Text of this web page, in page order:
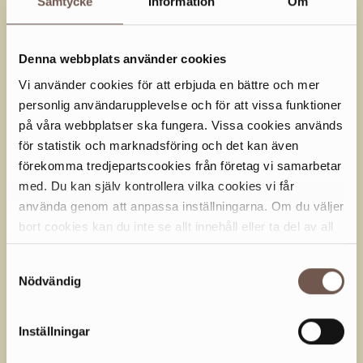
Denna webbplats använder cookies
Vi använder cookies för att erbjuda en bättre och mer
personlig användarupplevelse och för att vissa funktioner
på våra webbplatser ska fungera. Vissa cookies används
för statistik och marknadsföring och det kan även
förekomma tredjepartscookies från företag vi samarbetar
med. Du kan själv kontrollera vilka cookies vi får
använda genom att anpassa inställningarna. Om du väljer
bort cookies kan du inte se allt innehåll eller ta del av all
Nödvändig
Inställningar
SÖNDAG 20 SEP
Hela dagen SICKLALOPPET
Sicklaloppet är en härlig löparfest i och
kring våra kvarter. Boka din plats redan
Läs mer Hitta hit
MÅNDAG 21 SEP